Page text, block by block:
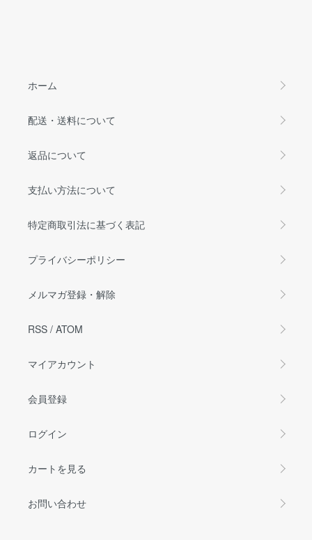
ホーム
配送・送料について
返品について
支払い方法について
特定商取引法に基づく表記
プライバシーポリシー
メルマガ登録・解除
RSS / ATOM
マイアカウント
会員登録
ログイン
カートを見る
お問い合わせ